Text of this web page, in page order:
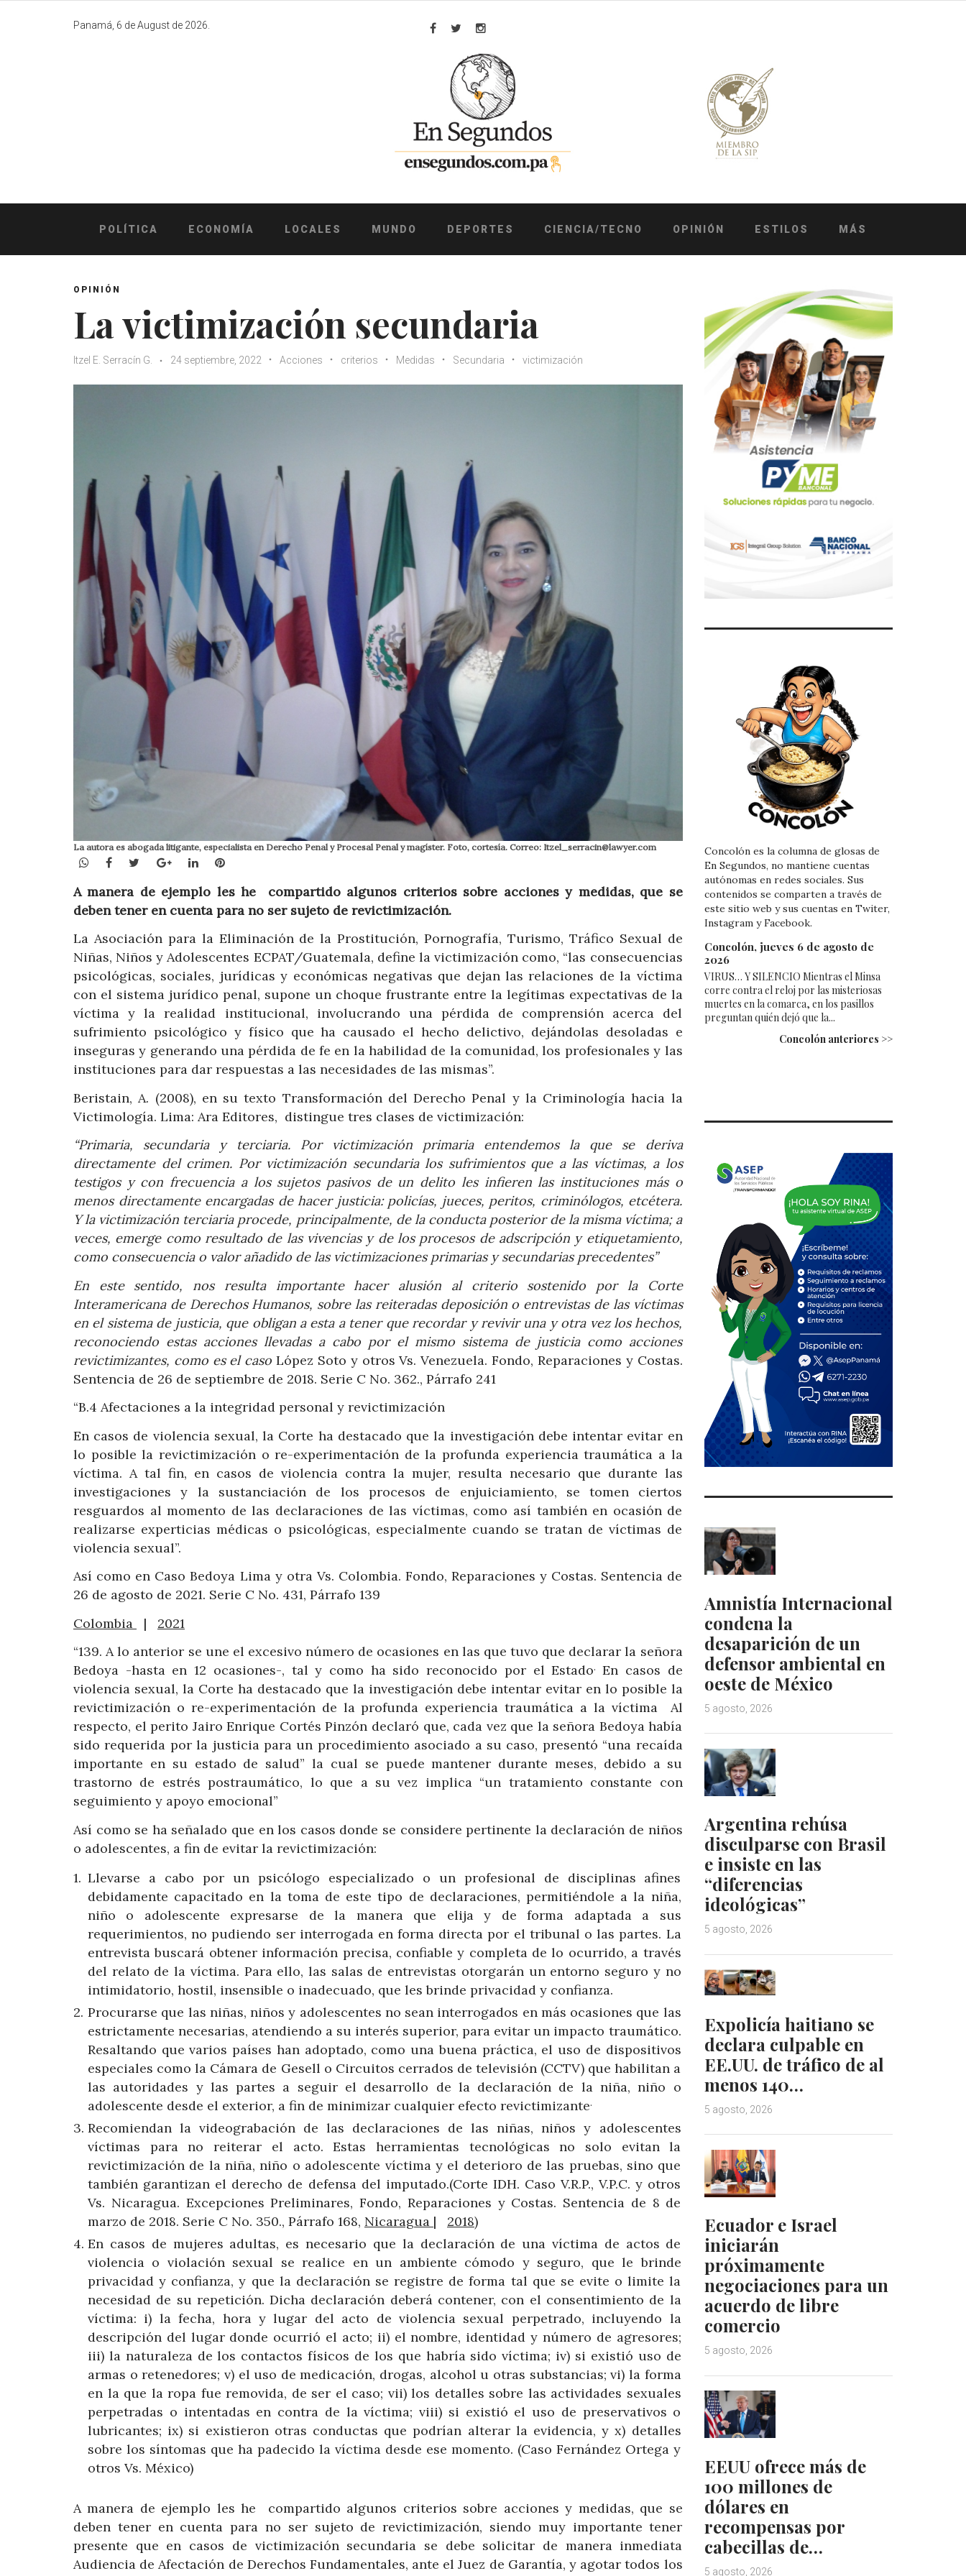
Panamá, 6 de August de 2026.
Facebook
TwitterInstagram
POLÍTICA ECONOMÍA LOCALES MUNDO DEPORTES CIENCIA/TECNO OPINIÓN ESTILOS MÁS
OPINIÓN
La victimización secundaria
Itzel E. Serracín G. 24 septiembre, 2022 Acciones criterios Medidas Secundaria victimización
La autora es abogada litigante, especialista en Derecho Penal y Procesal Penal y magíster. Foto, cortesía. Correo: Itzel_serracin@lawyer.com
WhatsApp
Facebook
TwitterGoogle+LinkedInPinterest
A manera de ejemplo les he compartido algunos criterios sobre acciones y medidas, que se
deben tener en cuenta para no ser sujeto de revictimización.
La Asociación para la Eliminación de la Prostitución, Pornografía, Turismo, Tráfico Sexual de
Niñas, Niños y Adolescentes ECPAT/Guatemala, define la victimización como, “las consecuencias
psicológicas, sociales, jurídicas y económicas negativas que dejan las relaciones de la víctima
con el sistema jurídico penal, supone un choque frustrante entre la legítimas expectativas de la
víctima y la realidad institucional, involucrando una pérdida de comprensión acerca del
sufrimiento psicológico y físico que ha causado el hecho delictivo, dejándolas desoladas e
inseguras y generando una pérdida de fe en la habilidad de la comunidad, los profesionales y las
instituciones para dar respuestas a las necesidades de las mismas”.
Beristain, A. (2008), en su texto Transformación del Derecho Penal y la Criminología hacia la
Victimología. Lima: Ara Editores, distingue tres clases de victimización:
“Primaria, secundaria y terciaria. Por victimización primaria entendemos la que se deriva
directamente del crimen. Por victimización secundaria los sufrimientos que a las víctimas, a los
testigos y con frecuencia a los sujetos pasivos de un delito les infieren las instituciones más o
menos directamente encargadas de hacer justicia: policías, jueces, peritos, criminólogos, etcétera.
Y la victimización terciaria procede, principalmente, de la conducta posterior de la misma víctima; a
veces, emerge como resultado de las vivencias y de los procesos de adscripción y etiquetamiento,
como consecuencia o valor añadido de las victimizaciones primarias y secundarias precedentes”
En este sentido, nos resulta importante hacer alusión al criterio sostenido por la Corte
Interamericana de Derechos Humanos, sobre las reiteradas deposición o entrevistas de las víctimas
en el sistema de justicia, que obligan a esta a tener que recordar y revivir una y otra vez los hechos,
reconociendo estas acciones llevadas a cabo por el mismo sistema de justicia como acciones
revictimizantes, como es el casoLópez Soto y otros Vs. Venezuela. Fondo, Reparaciones y Costas.
Sentencia de 26 de septiembre de 2018. Serie C No. 362., Párrafo 241
“B.4 Afectaciones a la integridad personal y revictimización
En casos de violencia sexual, la Corte ha destacado que la investigación debe intentar evitar en
lo posible la revictimización o re-experimentación de la profunda experiencia traumática a la
víctima. A tal fin, en casos de violencia contra la mujer, resulta necesario que durante las
investigaciones y la sustanciación de los procesos de enjuiciamiento, se tomen ciertos
resguardos al momento de las declaraciones de las víctimas, como así también en ocasión de
realizarse experticias médicas o psicológicas, especialmente cuando se tratan de víctimas de
violencia sexual”.
Así como en Caso Bedoya Lima y otra Vs. Colombia. Fondo, Reparaciones y Costas. Sentencia de
26 de agosto de 2021. Serie C No. 431, Párrafo 139
Colombia
| 2021
“139. A lo anterior se une el excesivo número de ocasiones en las que tuvo que declarar la señora
Bedoya -hasta en 12 ocasiones-, tal y como ha sido reconocido por el Estado.En casos de
violencia sexual, la Corte ha destacado que la investigación debe intentar evitar en lo posible la
revictimización o re-experimentación de la profunda experiencia traumática a la víctima Al
respecto, el perito Jairo Enrique Cortés Pinzón declaró que, cada vez que la señora Bedoya había
sido requerida por la justicia para un procedimiento asociado a su caso, presentó “una recaída
importante en su estado de salud” la cual se puede mantener durante meses, debido a su
trastorno de estrés postraumático, lo que a su vez implica “un tratamiento constante con
seguimiento y apoyo emocional”
Así como se ha señalado que en los casos donde se considere pertinente la declaración de niños
o adolescentes, a fin de evitar la revictimización:
Llevarse a cabo por un psicólogo especializado o un profesional de disciplinas afines
debidamente capacitado en la toma de este tipo de declaraciones, permitiéndole a la niña,
niño o adolescente expresarse de la manera que elija y de forma adaptada a sus
requerimientos, no pudiendo ser interrogada en forma directa por el tribunal o las partes. La
entrevista buscará obtener información precisa, confiable y completa de lo ocurrido, a través
del relato de la víctima. Para ello, las salas de entrevistas otorgarán un entorno seguro y no
intimidatorio, hostil, insensible o inadecuado, que les brinde privacidad y confianza.
Procurarse que las niñas, niños y adolescentes no sean interrogados en más ocasiones que las
estrictamente necesarias, atendiendo a su interés superior, para evitar un impacto traumático.
Resaltando que varios países han adoptado, como una buena práctica, el uso de dispositivos
especiales como la Cámara de Gesell o Circuitos cerrados de televisión (CCTV) que habilitan a
las autoridades y las partes a seguir el desarrollo de la declaración de la niña, niño o
adolescente desde el exterior, a fin de minimizar cualquier efecto revictimizante.
Recomiendan la videograbación de las declaraciones de las niñas, niños y adolescentes
víctimas para no reiterar el acto. Estas herramientas tecnológicas no solo evitan la
revictimización de la niña, niño o adolescente víctima y el deterioro de las pruebas, sino que
también garantizan el derecho de defensa del imputado.(Corte IDH. Caso V.R.P., V.P.C. y otros
Vs. Nicaragua. Excepciones Preliminares, Fondo, Reparaciones y Costas. Sentencia de 8 de
marzo de 2018. Serie C No. 350., Párrafo 168, Nicaragua | 2018)
En casos de mujeres adultas, es necesario que la declaración de una víctima de actos de
violencia o violación sexual se realice en un ambiente cómodo y seguro, que le brinde
privacidad y confianza, y que la declaración se registre de forma tal que se evite o limite la
necesidad de su repetición. Dicha declaración deberá contener, con el consentimiento de la
víctima: i) la fecha, hora y lugar del acto de violencia sexual perpetrado, incluyendo la
descripción del lugar donde ocurrió el acto; ii) el nombre, identidad y número de agresores;
iii) la naturaleza de los contactos físicos de los que habría sido víctima; iv) si existió uso de
armas o retenedores; v) el uso de medicación, drogas, alcohol u otras substancias; vi) la forma
en la que la ropa fue removida, de ser el caso; vii) los detalles sobre las actividades sexuales
perpetradas o intentadas en contra de la víctima; viii) si existió el uso de preservativos o
lubricantes; ix) si existieron otras conductas que podrían alterar la evidencia, y x) detalles
sobre los síntomas que ha padecido la víctima desde ese momento. (Caso Fernández Ortega y
otros Vs. México)
A manera de ejemplo les he compartido algunos criterios sobre acciones y medidas, que se
deben tener en cuenta para no ser sujeto de revictimización, siendo muy importante tener
presente que en casos de victimización secundaria se debe solicitar de manera inmediata
Audiencia de Afectación de Derechos Fundamentales, ante el Juez de Garantía, y agotar todos los
Concolón es la columna de glosas de
En Segundos, no mantiene cuentas
autónomas en redes sociales. Sus
contenidos se comparten a través de
este sitio web y sus cuentas en Twiter,
Instagram y Facebook.
Concolón, jueves 6 de agosto de
2026
VIRUS… Y SILENCIO Mientras el Minsa
corre contra el reloj por las misteriosas
muertes en la comarca, en los pasillos
preguntan quién dejó que la...
Concolón anteriores >>
Amnistía Internacional
condena la
desaparición de un
defensor ambiental en
oeste de México
5 agosto, 2026
Argentina rehúsa
disculparse con Brasil
e insiste en las
“diferencias
ideológicas”
5 agosto, 2026
Expolicía haitiano se
declara culpable en
EE.UU. de tráfico de al
menos 140…
5 agosto, 2026
Ecuador e Israel
iniciarán
próximamente
negociaciones para un
acuerdo de libre
comercio
5 agosto, 2026
EEUU ofrece más de
100 millones de
dólares en
recompensas por
cabecillas de…
5 agosto, 2026